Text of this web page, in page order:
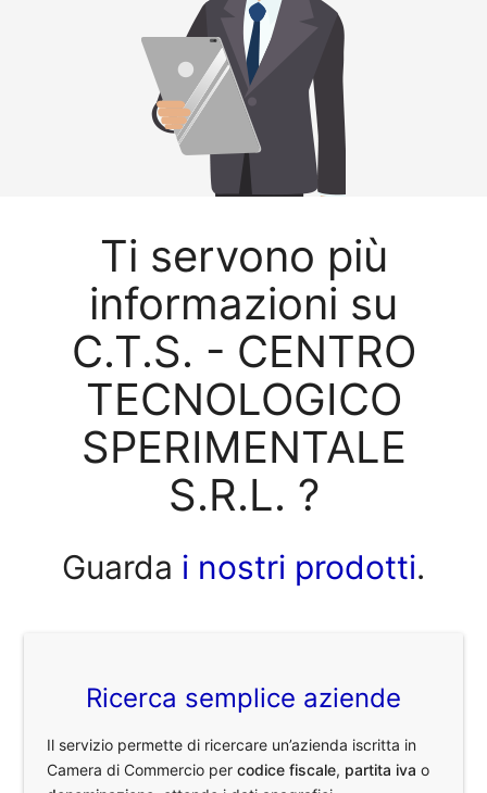
Ti servono più
informazioni su
C.T.S. - CENTRO
TECNOLOGICO
SPERIMENTALE
S.R.L. ?
Guarda i nostri prodotti.
Ricerca semplice aziende
Il servizio permette di ricercare un’azienda iscritta in
Camera di Commercio percodice fiscale, partita iva o